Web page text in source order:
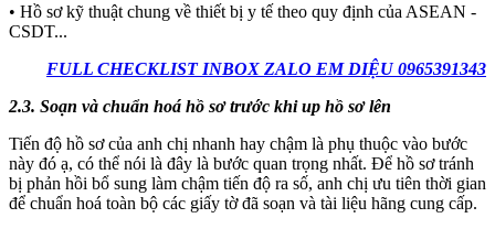
• Hồ sơ kỹ thuật chung về thiết bị y tế theo quy định của ASEAN -
CSDT...
FULL CHECKLIST INBOX ZALO EM DIỆU 0965391343
2.3. Soạn và chuẩn hoá hồ sơ trước khi up hồ sơ lên
Tiến độ hồ sơ của anh chị nhanh hay chậm là phụ thuộc vào bước
này đó ạ, có thể nói là đây là bước quan trọng nhất. Để hồ sơ tránh
bị phản hồi bổ sung làm chậm tiến độ ra số, anh chị ưu tiên thời gian
để chuẩn hoá toàn bộ các giấy tờ đã soạn và tài liệu hãng cung cấp.